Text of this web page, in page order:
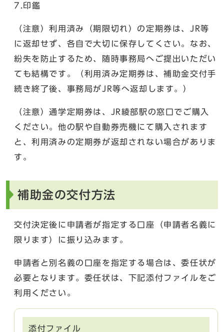
7.印鑑
（注意）利用済み（期限切れ）の定期券は、JR等
に返却せず、各自で大切に保存してくさい。なお、
紛失を防止するため、随時事務局へご提出いただい
ても結構です。（利用済み定期券は、補助金交付手
続き終了後、事務局がJR等へ返却します。）
（注意）通学定期券は、JR綾部駅の窓口でご購入
ください。他の駅や自動券売機にて購入されます
と、利用済みの定期券が返却されない場合がありま
す。
補助金の交付方法
交付決定後に申請者が指定する口座（申請者名義に
限ります）に振り込みます。
申請者と別名義の口座を指定する場合は、委任状が
必要となります。委任状は、下記添付ファイルをご
利用ください。
添付ファイル